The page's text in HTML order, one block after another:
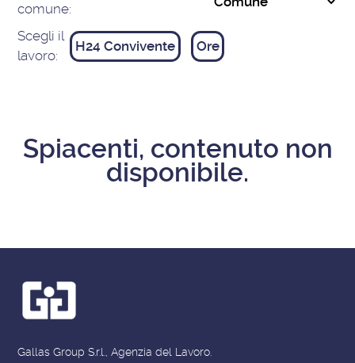
comune:
Scegli il
lavoro:
H24 Convivente Ore
Spiacenti, contenuto non
disponibile.
Gallas Group S.r.l., Agenzia del Lavoro.